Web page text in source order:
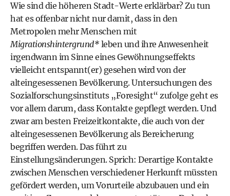
Wie sind die höheren Stadt-Werte erklärbar? Zu tun
hat es offenbar nicht nur damit, dass in den
Metropolen mehr Menschen mit
Migrationshintergrund* leben und ihre Anwesenheit
irgendwann im Sinne eines Gewöhnungseffekts
vielleicht entspannt(er) gesehen wird von der
alteingesessenen Bevölkerung. Untersuchungen des
Sozialforschungsinstituts „Foresight“ zufolge geht es
vor allem darum, dass Kontakte gepflegt werden. Und
zwar am besten Freizeitkontakte, die auch von der
alteingesessenen Bevölkerung als Bereicherung
begriffen werden. Das führt zu
Einstellungsänderungen. Sprich: Derartige Kontakte
zwischen Menschen verschiedener Herkunft müssten
gefördert werden, um Vorurteile abzubauen und ein